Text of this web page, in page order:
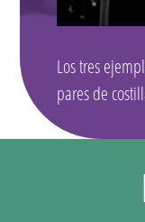
Los tres
pares de